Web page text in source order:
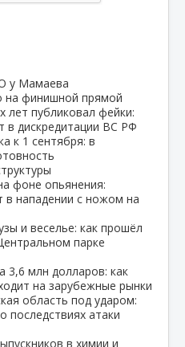
у Мамаева
на финишной прямой
лет публиковал фейки:
в дискредитации ВС РФ
к 1 сентября: в
фоне опьянения:
в нападении с ножом на
и веселье: как прошёл
парке
3,6 млн долларов: как
на зарубежные рынки
область под ударом:
последствиях атаки
в химии и